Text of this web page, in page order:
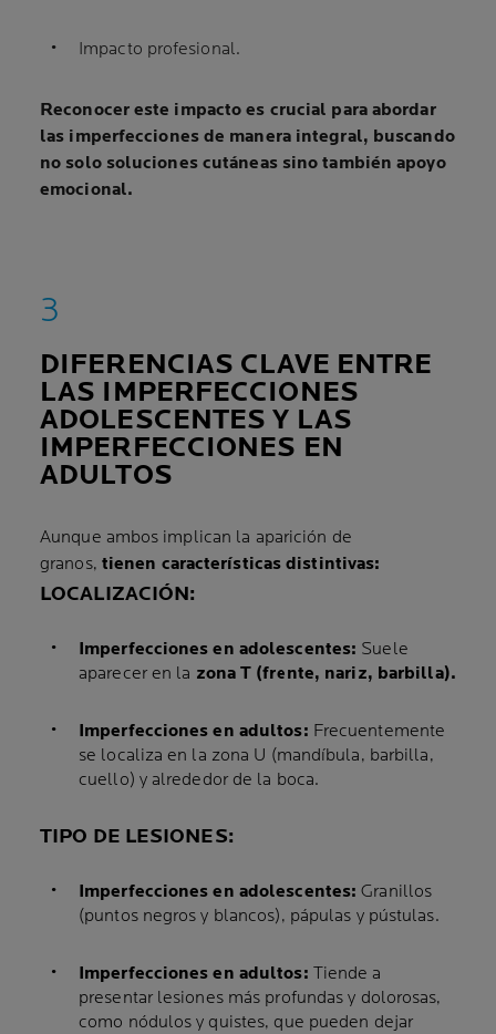
Impacto profesional.
Reconocer este impacto es crucial para abordar
las imperfecciones de manera integral, buscando
no solo soluciones cutáneas sino también apoyo
emocional.
DIFERENCIAS CLAVE ENTRE
LAS IMPERFECCIONES
ADOLESCENTES Y LAS
IMPERFECCIONES EN
ADULTOS
Aunque ambos implican la aparición de
granos, tienen características distintivas:
LOCALIZACIÓN:
Imperfecciones en adolescentes: Suele
aparecer en la zona T (frente, nariz, barbilla).
Imperfecciones en adultos: Frecuentemente
se localiza en la zona U (mandíbula, barbilla,
cuello) y alrededor de la boca.
TIPO DE LESIONES:
Imperfecciones en adolescentes: Granillos
(puntos negros y blancos), pápulas y pústulas.
Imperfecciones en adultos: Tiende a
presentar lesiones más profundas y dolorosas,
como nódulos y quistes, que pueden dejar